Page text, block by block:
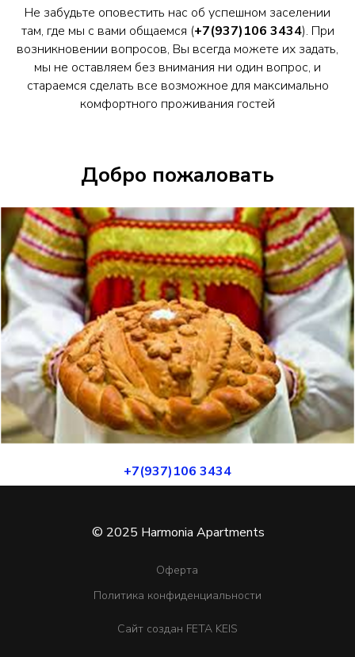
Не забудьте оповестить нас об успешном заселении
там, где мы с вами общаемся (+7(937)106 3434). При
возникновении вопросов, Вы всегда можете их задать,
мы не оставляем без внимания ни один вопрос, и
стараемся сделать все возможное для максимально
комфортного проживания гостей
Добро пожаловать
+7(937)106 3434
© 2025 Harmonia Apartments
Оферта
Политика конфиденциальности
Сайт создан FETA KEIS